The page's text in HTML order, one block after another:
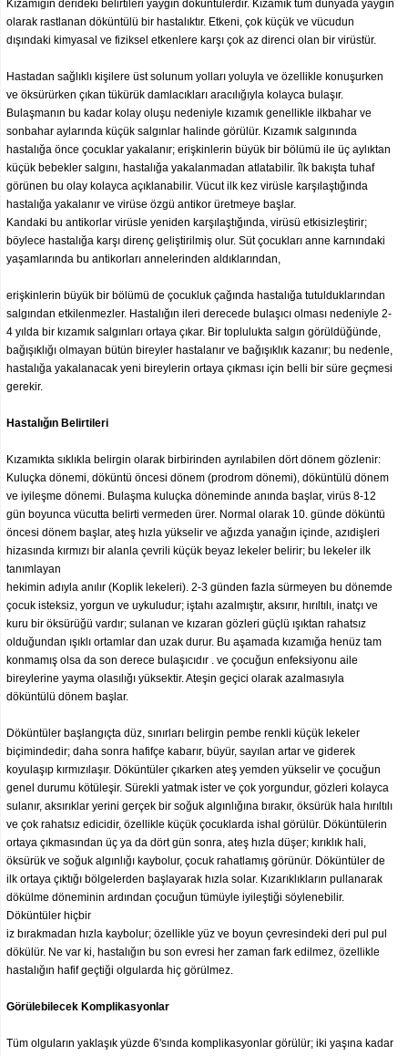
Kızamığın derideki belirtileri yaygın döküntülerdir. Kızamık tüm dünyada yaygın
olarak rastlanan döküntülü bir hastalıktır. Etkeni, çok küçük ve vücudun
dışındaki kimyasal ve fiziksel etkenlere karşı çok az direnci olan bir virüstür.
Hastadan sağlıklı kişilere üst solunum yolları yoluyla ve özellikle konuşurken
ve öksürürken çıkan tükürük damlacıkları aracılığıyla kolayca bulaşır.
Bulaşmanın bu kadar kolay oluşu nedeniyle kızamık genellikle ilkbahar ve
sonbahar aylarında küçük salgınlar halinde görülür. Kızamık salgınında
hastalığa önce çocuklar yakalanır; erişkinlerin büyük bir bölümü ile üç aylıktan
küçük bebekler salgını, hastalığa yakalanmadan atlatabilir. îlk bakışta tuhaf
görünen bu olay kolayca açıklanabilir. Vücut ilk kez virüsle karşılaştığında
hastalığa yakalanır ve virüse özgü antikor üretmeye başlar.
Kandaki bu antikorlar virüsle yeniden karşılaştığında, virüsü etkisizleştirir;
böylece hastalığa karşı direnç geliştirilmiş olur. Süt çocukları anne karnındaki
yaşamlarında bu antikorları annelerinden aldıklarından,
erişkinlerin büyük bir bölümü de çocukluk çağında hastalığa tutulduklarından
salgından etkilenmezler. Hastalığın ileri derecede bulaşıcı olması nedeniyle 2-
4 yılda bir kızamık salgınları ortaya çıkar. Bir toplulukta salgın görüldüğünde,
bağışıklığı olmayan bütün bireyler hastalanır ve bağışıklık kazanır; bu nedenle,
hastalığa yakalanacak yeni bireylerin ortaya çıkması için belli bir süre geçmesi
gerekir.
Hastalığın Belirtileri
Kızamıkta sıklıkla belirgin olarak birbirinden ayrılabilen dört dönem gözlenir:
Kuluçka dönemi, döküntü öncesi dönem (prodrom dönemi), döküntülü dönem
ve iyileşme dönemi. Bulaşma kuluçka döneminde anında başlar, virüs 8-12
gün boyunca vücutta belirti vermeden ürer. Normal olarak 10. günde döküntü
öncesi dönem başlar, ateş hızla yükselir ve ağızda yanağın içinde, azıdişleri
hizasında kırmızı bir alanla çevrili küçük beyaz lekeler belirir; bu lekeler ilk
tanımlayan
hekimin adıyla anılır (Koplik lekeleri). 2-3 günden fazla sürmeyen bu dönemde
çocuk isteksiz, yorgun ve uykuludur; iştahı azalmıştır, aksırır, hırıltılı, inatçı ve
kuru bir öksürüğü vardır; sulanan ve kızaran gözleri güçlü ışıktan rahatsız
olduğundan ışıklı ortamlar dan uzak durur. Bu aşamada kızamığa henüz tam
konmamış olsa da son derece bulaşıcıdır . ve çocuğun enfeksiyonu aile
bireylerine yayma olasılığı yüksektir. Ateşin geçici olarak azalmasıyla
döküntülü dönem başlar.
Döküntüler başlangıçta düz, sınırları belirgin pembe renkli küçük lekeler
biçimindedir; daha sonra hafifçe kabarır, büyür, sayılan artar ve giderek
koyulaşıp kırmızılaşır. Döküntüler çıkarken ateş yemden yükselir ve çocuğun
genel durumu kötüleşir. Sürekli yatmak ister ve çok yorgundur, gözleri kolayca
sulanır, aksırıklar yerini gerçek bir soğuk algınlığına bırakır, öksürük hala hırıltılı
ve çok rahatsız edicidir, özellikle küçük çocuklarda ishal görülür. Döküntülerin
ortaya çıkmasından üç ya da dört gün sonra, ateş hızla düşer; kırıklık hali,
öksürük ve soğuk algınlığı kaybolur, çocuk rahatlamış görünür. Döküntüler de
ilk ortaya çıktığı bölgelerden başlayarak hızla solar. Kızarıklıkların pullanarak
dökülme döneminin ardından çocuğun tümüyle iyileştiği söylenebilir.
Döküntüler hiçbir
iz bırakmadan hızla kaybolur; özellikle yüz ve boyun çevresindeki deri pul pul
dökülür. Ne var ki, hastalığın bu son evresi her zaman fark edilmez, özellikle
hastalığın hafif geçtiği olgularda hiç görülmez.
Görülebilecek Komplikasyonlar
Tüm olguların yaklaşık yüzde 6'sında komplikasyonlar görülür; iki yaşına kadar